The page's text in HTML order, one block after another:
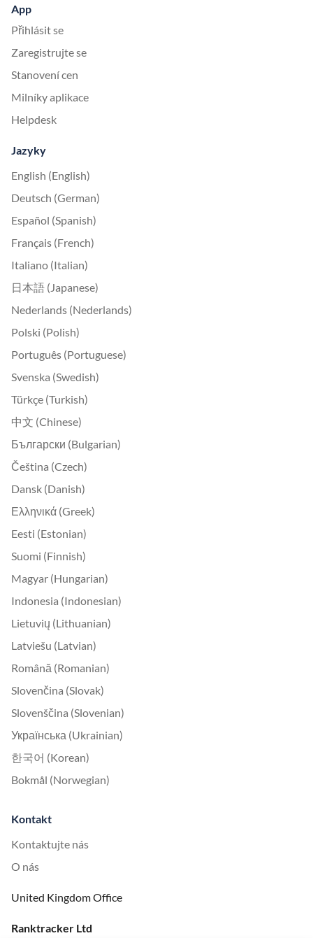
App
Přihlásit se
Zaregistrujte se
Stanovení cen
Milníky aplikace
Helpdesk
Jazyky
English (English)
Deutsch (German)
Español (Spanish)
Français (French)
Italiano (Italian)
日本語 (Japanese)
Nederlands (Nederlands)
Polski (Polish)
Português (Portuguese)
Svenska (Swedish)
Türkçe (Turkish)
中文 (Chinese)
Български (Bulgarian)
Čeština (Czech)
Dansk (Danish)
Ελληνικά (Greek)
Eesti (Estonian)
Suomi (Finnish)
Magyar (Hungarian)
Indonesia (Indonesian)
Lietuvių (Lithuanian)
Latviešu (Latvian)
Română (Romanian)
Slovenčina (Slovak)
Slovenščina (Slovenian)
Українська (Ukrainian)
한국어 (Korean)
Bokmål (Norwegian)
Kontakt
Kontaktujte nás
O nás
United Kingdom Office
Ranktracker Ltd